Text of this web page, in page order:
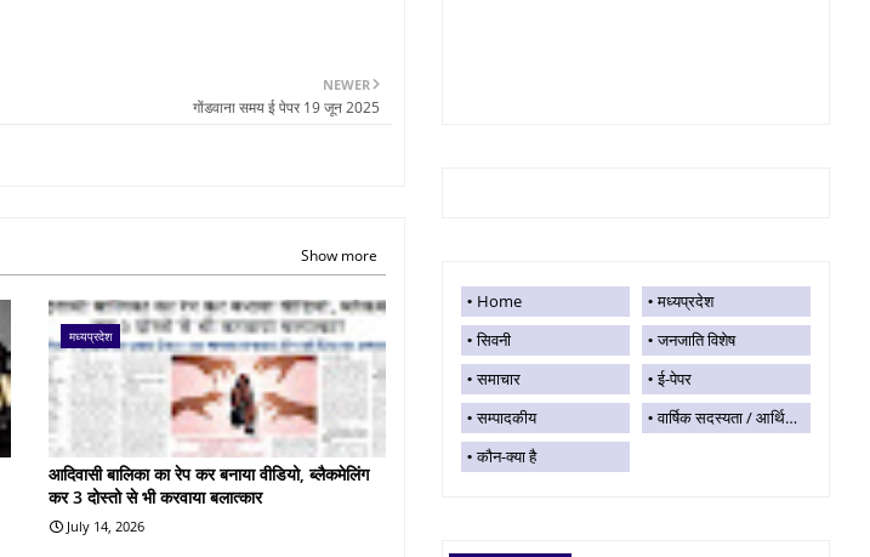
NEWER
गोंडवाना समय ई पेपर 19 जून 2025
Show more
मध्यप्रदेश
आदिवासी बालिका का रेप कर बनाया वीडियो, ब्लैकमेलिंग
कर 3 दोस्तो से भी करवाया बलात्कार
July 14, 2026
Home
मध्यप्रदेश
सिवनी
जनजाति विशेष
समाचार
ई-पेपर
सम्पादकीय
वार्षिक सदस्यता / आर्थिक सहयोग
कौन-क्या है